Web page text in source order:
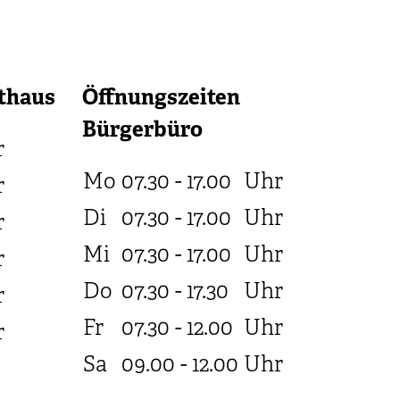
Öffnungszeiten
Bürgerbüro
Mo 07.30 - 17.00 Uhr
Di 07.30 - 17.00 Uhr
Mi 07.30 - 17.00 Uhr
Do 07.30 - 17.30
Uhr
Fr
07.30 - 12.00 Uhr
Sa 09.00 - 12.00 Uhr